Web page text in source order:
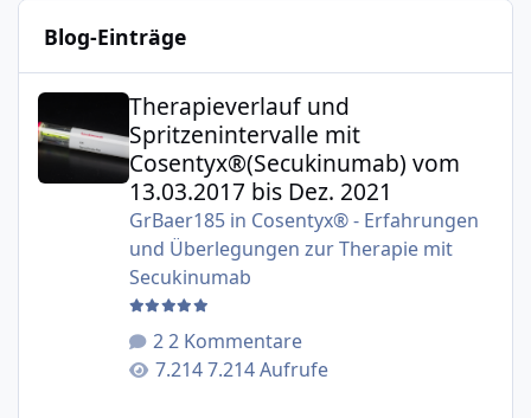
Blog-Einträge
Therapieverlauf und Spritzenintervalle mit
Therapieverlauf und
Spritzenintervalle mit
Cosentyx®(Secukinumab) vom
13.03.2017 bis Dez. 2021
GrBaer185in Cosentyx® - Erfahrungen
und Überlegungen zur Therapie mit
Secukinumab
2 Kommentare
7.214 Aufrufe